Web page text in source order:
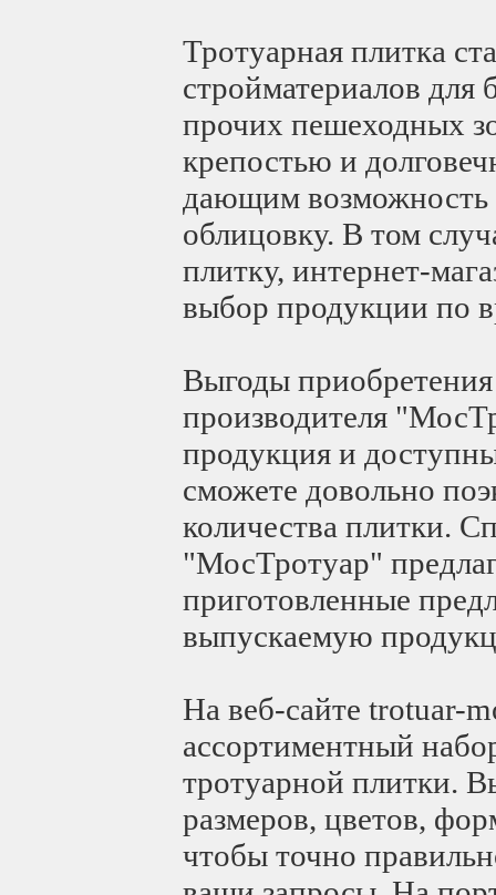
Тротуарная плитка
стройматериалов для
прочих пешеходных
крепостью и
дающим возможность
облицовку. В том
плитку, интернет-
выбор продукции по
Выгоды
производителя
продукция и
сможете довольно
количества плитки.
"МосТротуар"
приготовленные
выпускаемую
На веб-сайте trotuar-
ассортиментный
тротуарной плитки.
размеров, цветов,
чтобы точно